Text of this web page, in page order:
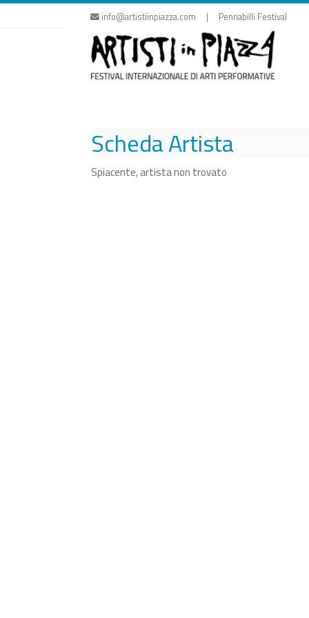
Vai
info@artistiinpiazza.com | Pennabilli Festival
Scheda Artista
Spiacente, artista non trovato